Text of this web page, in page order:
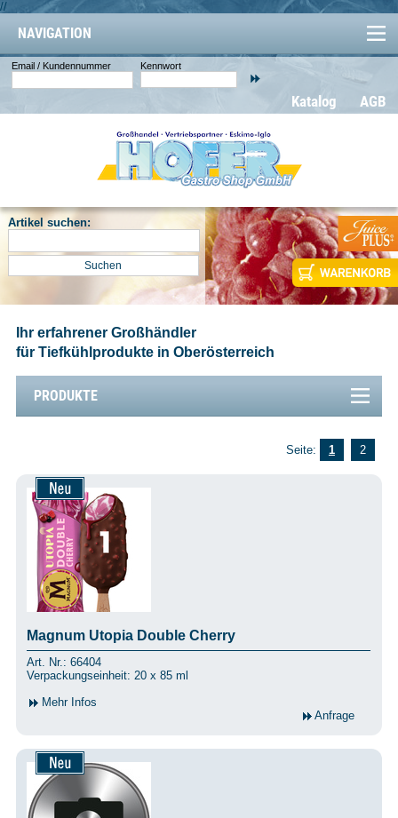
//
NAVIGATION
Email / Kundennummer Kennwort
AGB
Katalog
Artikel suchen:
Ihr erfahrener Großhändler
für Tiefkühlprodukte in Oberösterreich
PRODUKTE
Seite: 1 2
Magnum Utopia Double Cherry
Art. Nr.: 66404
Verpackungseinheit: 20 x 85 ml
Mehr Infos
Anfrage